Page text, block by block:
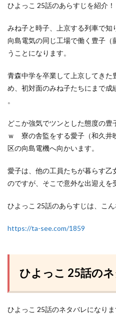
ひよっこ 25話のあらすじを紹介！
みね子と時子、上京する列車で知
向島電気の同じ工場で働く豊子
うことになります。
青森中学を卒業して上京してきた
め、初対面のみね子たちにまで成
。
どこか強気でツンとした態度の
ｗ 寮の舎監をする愛子（和久井
区の向島電機へ向かいます。
愛子は、他の工員たちが暮らす乙
のですが、そこで意外な出迎えを
ひよっこ 25話のあらすじは、こ
https://ta-see.com/1859
ひよっこ 25話のネ
ひよっこ 25話のネタバレになりま